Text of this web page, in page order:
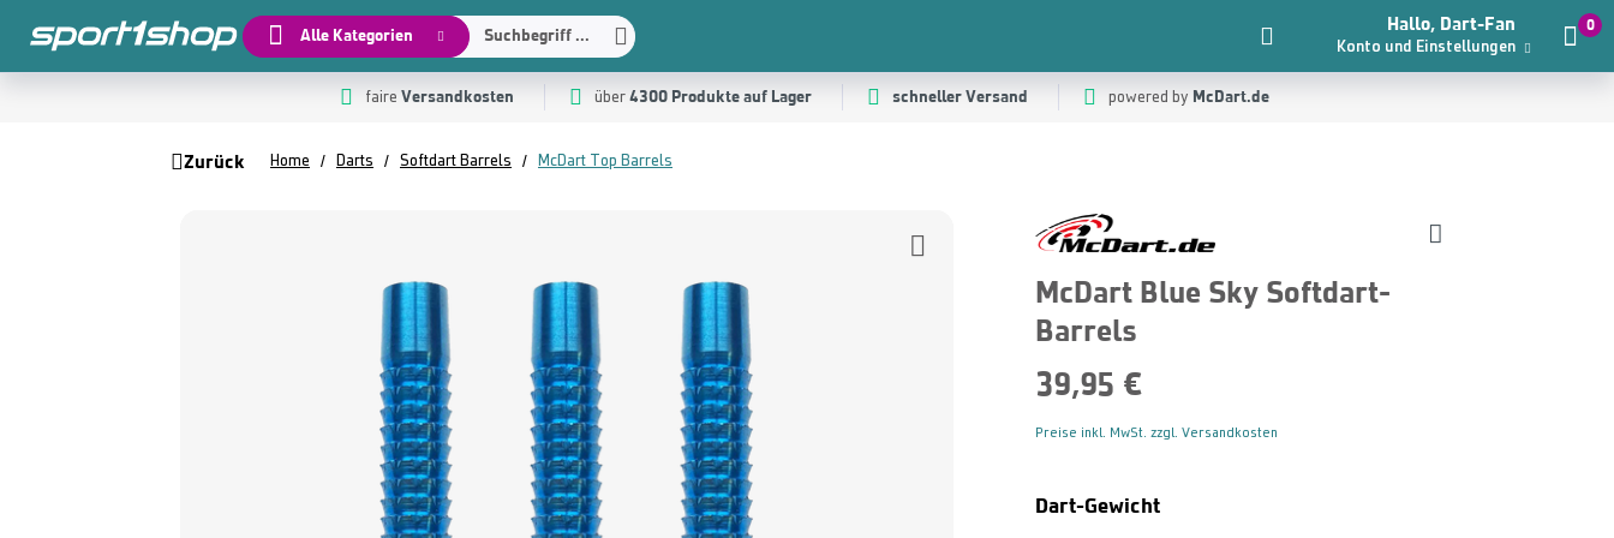
Alle Kategorien Suchbegriff ...
Hallo, Dart-Fan
Konto und Einstellungen
0
faire Versandkosten über 4300 Produkte auf Lager schneller Versand powered by McDart.de
Zurück Home Darts Softdart Barrels McDart Top Barrels
McDart Blue Sky Softdart-
Barrels
39,95 €
Preise inkl. MwSt. zzgl. Versandkosten
Dart-GewichtAuswählen